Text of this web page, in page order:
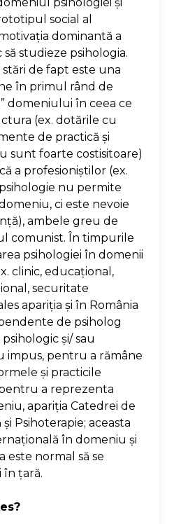
psihologiei şi
social al
dominantă a
studieze psihologia.
stări de fapt este una
în primul rând de
domeniului în ceea ce
(ex. dotările cu
de practică şi
sunt foarte costisitoare)
a profesioniştilor (ex.
nu permite
ci este nevoie
ambele greu de
comunist. În timpurile
psihologiei în domenii
clinic, educaţional,
securitate
apariţia şi în România
de psiholog
şi/ sau
impus, pentru a rămâne
şi practicile
a reprezenta
apariţia Catedrei de
şi Psihoterapie; aceasta
în domeniu şi
este normal să se
în ţară.